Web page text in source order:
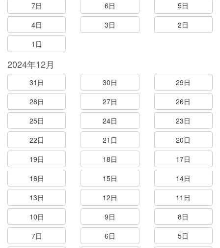
7日
6日
5日
4日
3日
2日
1日
2024年12月
31日 30日
29日
28日
27日
26日
25日
24日
23日
22日
21日
20日
19日
18日
17日
16日
15日
14日
13日
12日
11日
10日
9日
8日
7日
6日
5日